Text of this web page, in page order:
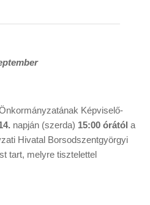
Képviselő-
napján (szerda) 15:00 órától a
Hivatal Borsodszentgyörgyi
tart, melyre tisztelettel